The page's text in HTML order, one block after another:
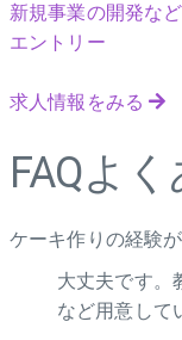
新規事業の開発な
エントリー
求人情報をみる
FAQよく
ケーキ作りの経験
大丈夫です。
など用意して